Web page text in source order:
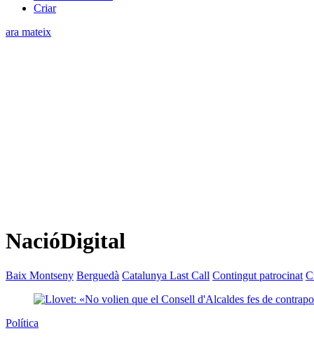
Criar
ara mateix
NacióDigital
Baix Montseny Berguedà Catalunya Last Call Contingut patrocinat
Política